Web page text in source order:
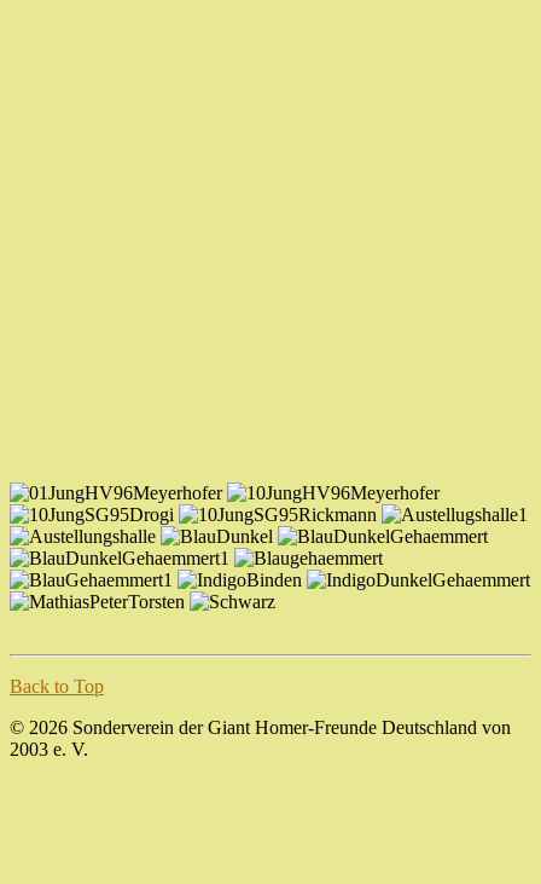
Back to Top
© 2026 Sonderverein der Giant Homer-Freunde Deutschland von
2003 e. V.